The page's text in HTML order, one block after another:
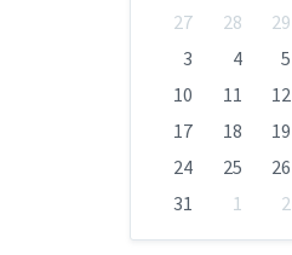
Skip
calendar
days
27 28 29
3
4 5
10
11 12
17
18 19
24
25 26
31
1 2